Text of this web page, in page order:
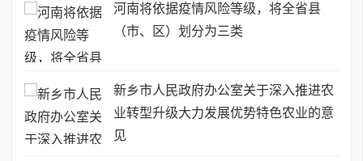
河南将依据疫情风险等级，将全省县
（市、区）划分为三类
新乡市人民政府办公室关于深入推进农
业转型升级大力发展优势特色农业的意
见